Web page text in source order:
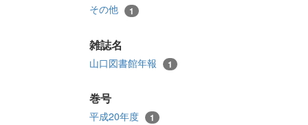
その他 1
雑誌名
山口図書館年報 1
巻号
平成20年度 1